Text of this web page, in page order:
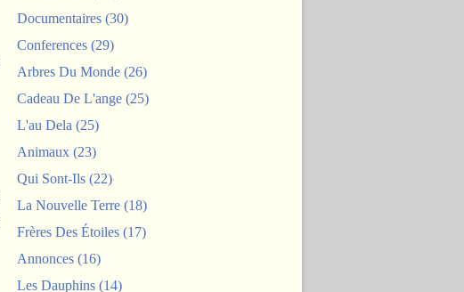
Documentaires (30)
Conferences (29)
Arbres Du Monde (26)
Cadeau De L'ange (25)
L'au Dela (25)
Animaux (23)
Qui Sont-Ils (22)
La Nouvelle Terre (18)
Frères Des Étoiles (17)
Annonces (16)
Les Dauphins (14)